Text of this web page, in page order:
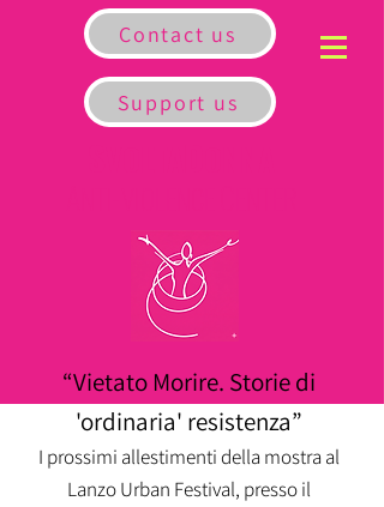
Contact us
Support us
“Vietato Morire. Storie di
'ordinaria' resistenza”
I prossimi allestimenti della mostra al
Lanzo Urban Festival, presso il